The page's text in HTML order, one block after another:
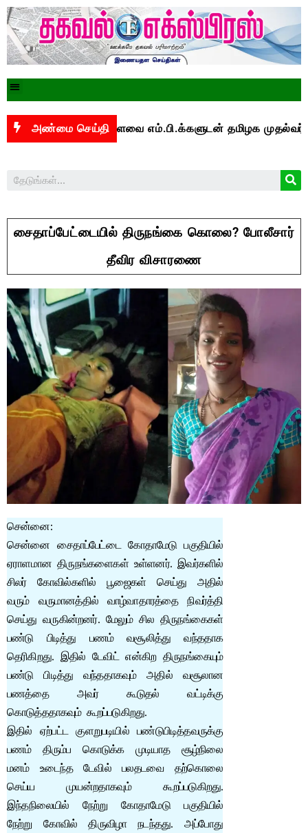
அண்மை செய்தி
மக்களவை எம்.பி.க்களுடன் தமிழக முதல்வர் விஜய்
சைதாப்பேட்டையில் திருநங்கை கொலை? போலீசார்
தீவிர விசாரணை
சென்னை:
சென்னை சைதாப்பேட்டை கோதாமேடு பகுதியில்
ஏராளமான திருநங்களைகள் உள்ளனர். இவர்களில்
சிலர் கோவில்களில் பூஜைகள் செய்து அதில்
வரும் வருமானத்தில் வாழ்வாதாரத்தை நிவர்த்தி
செய்து வருகின்றனர். மேலும் சில திருநங்கைகள்
பண்டு பிடித்து பணம் வசூலித்து வந்ததாக
தெரிகிறது. இதில் டேவிட் என்கிற திருநங்கையும்
பண்டு பிடித்து வந்ததாகவும் அதில் வசூலான
பணத்தை அவர் கூடுதல் வட்டிக்கு
கொடுத்ததாகவும் கூறப்படுகிறது.
இதில் ஏற்பட்ட குளறுபடியில் பண்டுபிடித்தவருக்கு
பணம் திரும்ப கொடுக்க முடியாத சூழ்நிலை
மனம் உடைந்த டேவில் பலதடவை தற்கொலை
செய்ய முயன்றதாகவும் கூறப்படுகிறது.
இந்தநிலையில் நேற்று கோதாமேடு பகுதியில்
நேற்று கோவில் திருவிழா நடந்தது. அப்போது